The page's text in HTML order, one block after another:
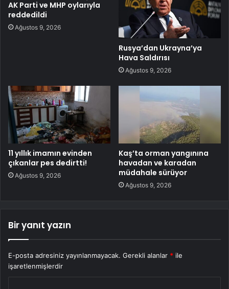
AK Parti ve MHP oylarıyla
reddedildi
Ağustos 9, 2026
Rusya’dan Ukrayna’ya
Hava Saldırısı
Ağustos 9, 2026
11 yıllık imamın evinden
çıkanlar pes dedirtti!
Ağustos 9, 2026
Kaş’ta orman yangınına
havadan ve karadan
müdahale sürüyor
Ağustos 9, 2026
Bir yanıt yazın
E-posta adresiniz yayınlanmayacak. Gerekli alanlar * ile
işaretlenmişlerdir